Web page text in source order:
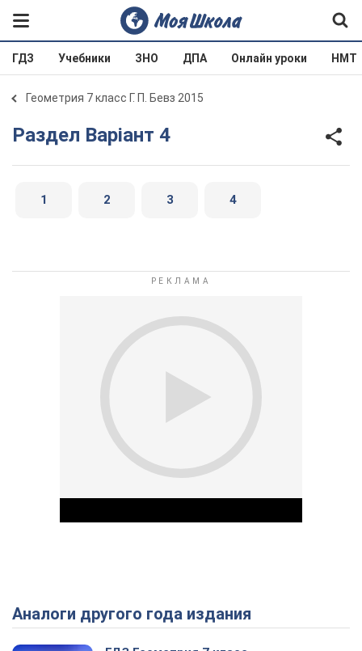
ГДЗ Учебники ЗНО ДПА Онлайн уроки НМТ
Геометрия 7 класс Г. П. Бевз 2015
Раздел Варіант 4
1 2 3 4
Play Video
Аналоги другого года издания